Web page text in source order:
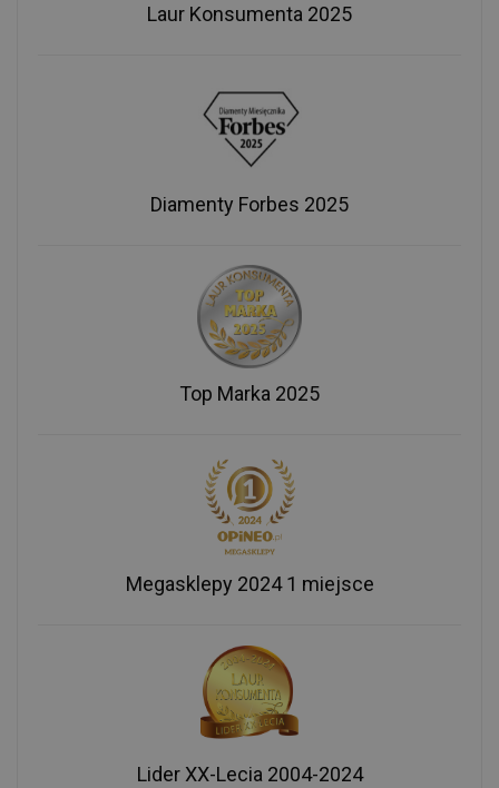
Laur Konsumenta 2025
Diamenty Forbes 2025
Top Marka 2025
Megasklepy 2024 1 miejsce
Lider XX-Lecia 2004-2024